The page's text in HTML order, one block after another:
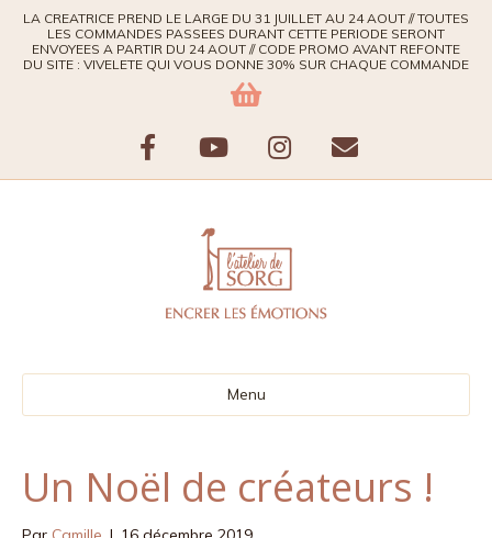
LA CREATRICE PREND LE LARGE DU 31 JUILLET AU 24 AOUT // TOUTES
LES COMMANDES PASSEES DURANT CETTE PERIODE SERONT
ENVOYEES A PARTIR DU 24 AOUT // CODE PROMO AVANT REFONTE
DU SITE : VIVELETE QUI VOUS DONNE 30% SUR CHAQUE COMMANDE
F
o
Y
u
t
b
I
s
t
g
r
E
Menu
Un Noël de créateurs !